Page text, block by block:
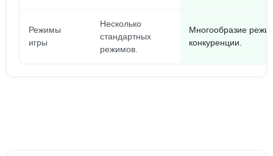
Режимы
игры
Несколько
стандартных
режимов.
Многообразие
конкуренции.